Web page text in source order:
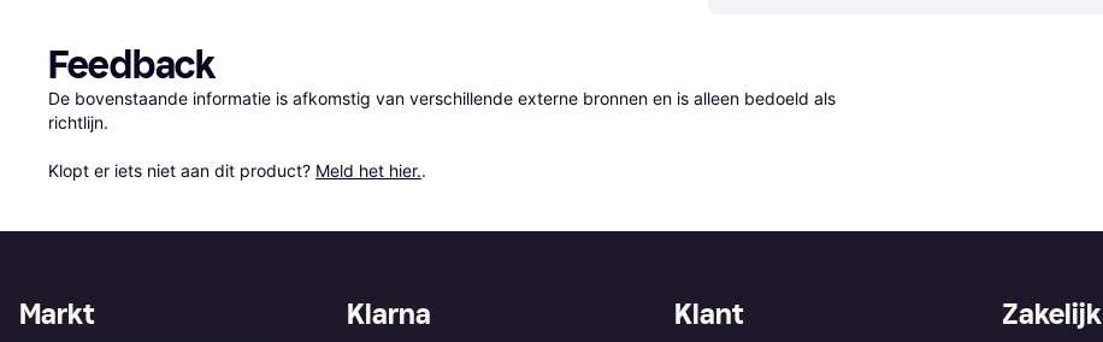
Feedback
De bovenstaande informatie is afkomstig van verschillende externe bronnen en is alleen bedoeld als
richtlijn.
Klopt er iets niet aan dit product? Meld het hier..
Klarna Klant Zakelijk
Markt